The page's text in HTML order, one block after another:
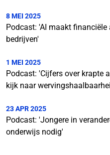
8 MEI 2025
Podcast: 'AI maakt
bedrijven'
1 MEI 2025
Podcast: 'Cijfers over krapte
kijk naar
23 APR 2025
Podcast: 'Jongere in
onderwijs nodig'